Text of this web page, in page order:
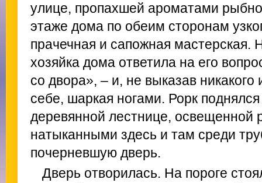
улице, пропахшей ароматами
этаже дома по обеим сторонам
прачечная и сапожная мастерская.
хозяйка дома ответила на его
со двора», – и, не выказав никакого
себе, шаркая ногами. Рорк
деревянной лестнице, освещенной
натыканными здесь и там среди
почерневшую дверь.
Дверь отворилась. На пороге